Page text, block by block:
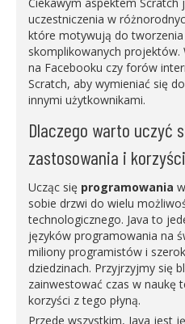
uczestniczenia w
które motywują do
skomplikowanych projektów.
na Facebooku czy forów
Scratch, aby wymieniać się
innymi użytkownikami.
Dlaczego warto uczyć
zastosowania i korzyści
Ucząc się programowania
sobie drzwi do wielu
technologicznego. Java to
języków programowania na
miliony programistów i
dziedzinach. Przyjrzyjmy się
zainwestować czas w naukę
korzyści z tego płyną.
Przede wszystkim, Java jest